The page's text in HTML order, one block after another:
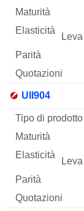
UII904